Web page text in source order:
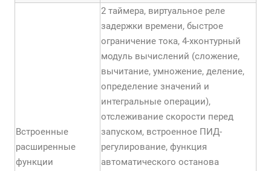
Встроенные
расширенные
функции
2 таймера, виртуальное реле
задержки времени, быстрое
ограничение тока, 4-хконтурный
модуль вычислений (сложение,
вычитание, умножение, деление,
определение значений и
интегральные операции),
отслеживание скорости перед
запуском, встроенное ПИД-
регулирование, функция
автоматического останова